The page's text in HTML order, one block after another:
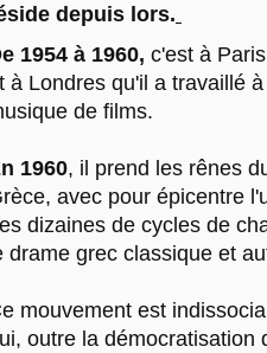
depuis lors.
1954 à 1960, c'est à
à Londres qu'il a travaillé
de films.
1960, il prend les rênes
avec pour épicentre
dizaines de cycles de
drame grec classique et
mouvement est
outre la démocratisation